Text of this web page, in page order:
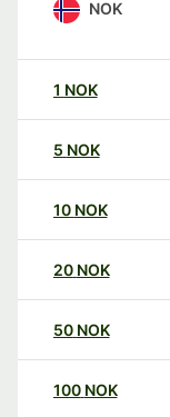
NOK
1 NOK
5 NOK
10 NOK
20 NOK
50 NOK
100 NOK